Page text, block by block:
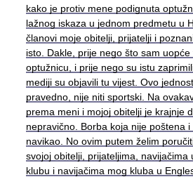
kako je protiv mene podignuta
lažnog iskaza u jednom predmetu u
članovi moje obitelji, prijatelji i
isto. Dakle, prije nego što sam
optužnicu, i prije nego su istu
mediji su objavili tu vijest. Ovo
pravedno, nije niti sportski. Na
prema meni i mojoj obitelji je krajnje
nepravično. Borba koja nije poštena
navikao. No ovim putem želim
svojoj obitelji, prijateljima, navijačima
klubu i navijačima mog kluba u